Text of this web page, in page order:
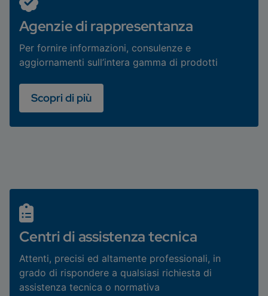
Agenzie di rappresentanza
Per fornire informazioni, consulenze e
aggiornamenti sull’intera gamma di prodotti
Scopri di più
Centri di assistenza tecnica
Attenti, precisi ed altamente professionali, in
grado di rispondere a qualsiasi richiesta di
assistenza tecnica o normativa